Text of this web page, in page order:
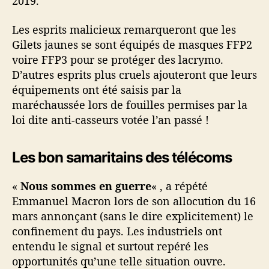
Les esprits malicieux remarqueront que les
Gilets jaunes se sont équipés de masques FFP2
voire FFP3 pour se protéger des lacrymo.
D’autres esprits plus cruels ajouteront que leurs
équipements ont été saisis par la
maréchaussée lors de fouilles permises par la
loi dite anti-casseurs votée l’an passé !
Les bon samaritains des télécoms
« Nous sommes en guerre« , a répété
Emmanuel Macron lors de son allocution du 16
mars annonçant (sans le dire explicitement) le
confinement du pays. Les industriels ont
entendu le signal et surtout repéré les
opportunités qu’une telle situation ouvre.